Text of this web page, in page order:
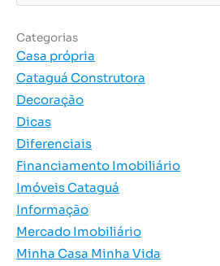
Categorias
Casa própria
Cataguá Construtora
Decoração
Dicas
Diferenciais
Financiamento Imobiliário
Imóveis Cataguá
Informação
Mercado Imobiliário
Minha Casa Minha Vida